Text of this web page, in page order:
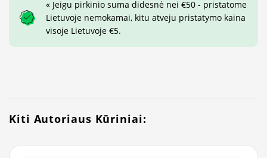
« Jeigu pirkinio suma didesnė nei €50 - pristatome
Lietuvoje nemokamai, kitu atveju pristatymo kaina
visoje Lietuvoje €5.
Kiti Autoriaus Kūriniai: